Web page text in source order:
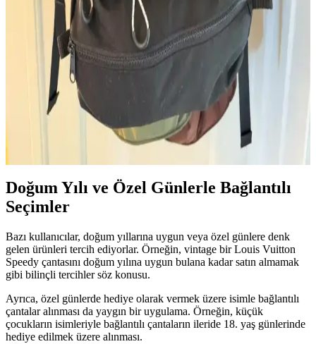
Samurai Sling çantalar, sınırlı üretim ve kişiselleştirilebilir
tasarımlarıyla dikkat çekiyor. Günlük kullanım için ideal boyutlarda
olan bu çantaların fiyatları el yapımı kalitesiyle açıklanıyor.
Matador Globerider 35L Sırt Çantası İçin Ek
Depolama Çantası Tasarımı ve Çok Yönlü
Kullanımı
Matador Globerider 35L sırt çantasına kullanıcı tarafından dikilen ek
depolama çantası, ekstra hacim ve çok yönlü taşıma seçenekleri
sunuyor. Çanta, çapraz veya bel çantası olarak da kullanılabiliyor.
Doğum Yılı ve Özel Günlerle Bağlantılı
Seçimler
Bazı kullanıcılar, doğum yıllarına uygun veya özel günlere denk
gelen ürünleri tercih ediyorlar. Örneğin, vintage bir Louis Vuitton
Speedy çantasını doğum yılına uygun bulana kadar satın almamak
gibi bilinçli tercihler söz konusu.
Ayrıca, özel günlerde hediye olarak vermek üzere isimle bağlantılı
çantalar alınması da yaygın bir uygulama. Örneğin, küçük
çocukların isimleriyle bağlantılı çantaların ileride 18. yaş günlerinde
hediye edilmek üzere alınması.